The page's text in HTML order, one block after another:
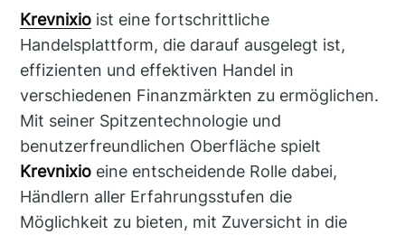
Krevnixio ist eine fortschrittliche
Handelsplattform, die darauf ausgelegt ist,
effizienten und effektiven Handel in
verschiedenen Finanzmärkten zu ermöglichen.
Mit seiner Spitzentechnologie und
benutzerfreundlichen Oberfläche spielt
Krevnixio eine entscheidende Rolle dabei,
Händlern aller Erfahrungsstufen die
Möglichkeit zu bieten, mit Zuversicht in die